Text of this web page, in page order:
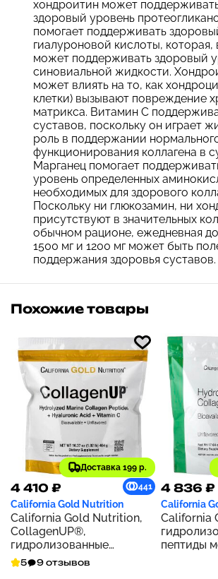
хондроитин может
здоровый уровень
помогает поддерживать
гиалуроновой кислоты, которая,
может поддерживать здоровый
синовиальной жидкости.
может влиять на то, как
клетки) вызывают повреждение
матрикса. Витамин С
суставов, поскольку он играет
роль в поддержании
функционирования коллагена в
Марганец помогает
уровень определенных
необходимых для здорового
Поскольку ни глюкозамин, ни
присутствуют в значительных
обычном рационе, ежедневная
1500 мг и 1200 мг может быть
поддержания здоровья суставов.
Похожие товары
Доставка 199 р.
4 410 ₽ 441
California Gold Nutrition
California Gold Nutrition,
CollagenUP®,
гидролизованные
пептиды морского
коллагена с
5 9 отзывов
4 836 ₽
California
California
пептиды